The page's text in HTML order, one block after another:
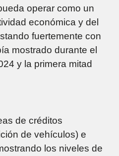
operar como un
económica y del
fuertemente con
mostrado durante el
y la primera mitad
de créditos
de vehículos) e
los niveles de